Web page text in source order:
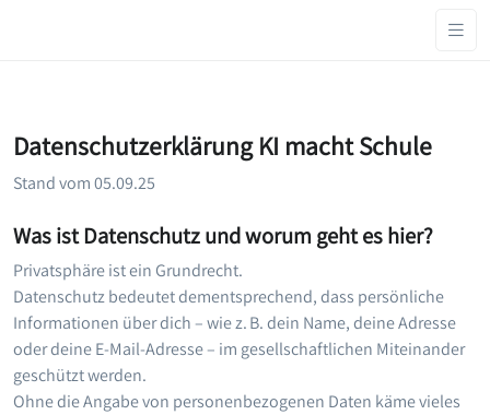
Datenschutzerklärung KI macht Schule
Stand vom 05.09.25
Was ist Datenschutz und worum geht es hier?
Privatsphäre ist ein Grundrecht.
Datenschutz bedeutet dementsprechend, dass persönliche
Informationen über dich – wie z. B. dein Name, deine Adresse
oder deine E-Mail-Adresse – im gesellschaftlichen Miteinander
geschützt werden.
Ohne die Angabe von personenbezogenen Daten käme vieles